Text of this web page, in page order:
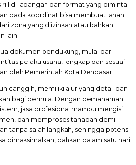
riil di lapangan dan format yang diminta
pada koordinat bisa membuat lahan
zona yang diizinkan atau bahkan
lain.
dokumen pendukung, mulai dari
pelaku usaha, lengkap dan sesuai
oleh Pemerintah Kota Denpasar.
canggih, memiliki alur yang detail dan
bagi pemula. Dengan pemahaman
jasa profesional mampu mengisi
dan memproses tahapan demi
tanpa salah langkah, sehingga potensi
dimaksimalkan, bahkan dalam satu hari